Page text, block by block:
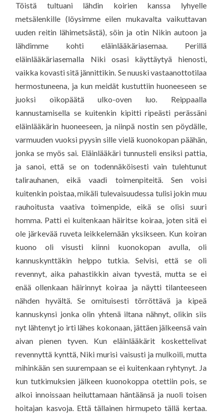
Töistä tultuani lähdin koirien kanssa lyhyelle
metsälenkille (löysimme eilen mukavalta vaikuttavan
uuden reitin lähimetsästä), söin ja otin Nikin autoon ja
lähdimme kohti eläinlääkäriasemaa. Perillä
eläinlääkäriasemalla Niki osasi käyttäytyä hienosti,
vaikka kovasti sitä jännittikin. Se nuuski vastaanottotilaa
hermostuneena, ja kun meidät kustuttiin huoneeseen se
juoksi oikopäätä ulko-oven luo. Reippaalla
kannustamisella se kuitenkin kipitti ripeästi perässäni
eläinlääkärin huoneeseen, ja niinpä nostin sen pöydälle,
varmuuden vuoksi pyysin sille vielä kuonokopan päähän,
jonka se myös sai. Eläinlääkäri tunnusteli ensiksi pattia,
ja sanoi, että se on todennäköisesti vain tulehtunut
talirauhanen, eikä vaadi toimenpiteitä. Sen voisi
kuitenkin poistaa, mikäli tulevaisuudessa tulisi jokin muu
rauhoitusta vaativa toimenpide, eikä se olisi suuri
homma. Patti ei kuitenkaan häiritse koiraa, joten sitä ei
ole järkevää ruveta leikkelemään yksikseen. Kun koiran
kuono oli visusti kiinni kuonokopan avulla, oli
kannuskynttäkin helppo tutkia. Selvisi, että se oli
revennyt, aika pahastikkin aivan tyvestä, mutta se ei
enää ollenkaan häirinnyt koiraa ja näytti tilanteeseen
nähden hyvältä. Se omituisesti törröttävä ja kipeä
kannuskynsi jonka olin yhtenä iltana nähnyt, olikin siis
nyt lähtenyt jo irti lähes kokonaan, jättäen jälkeensä vain
aivan pienen tyven. Kun eläinlääkärit koskettelivat
revennyttä kynttä, Niki murisi vaisusti ja mulkoili, mutta
mihinkään sen suurempaan se ei kuitenkaan ryhtynyt. Ja
kun tutkimuksien jälkeen kuonokoppa otettiin pois, se
alkoi innoissaan heiluttamaan häntäänsä ja nuoli toisen
hoitajan kasvoja. Että tällainen hirmupeto tällä kertaa.